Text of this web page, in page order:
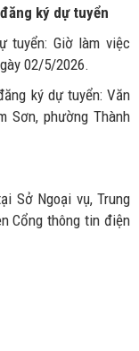
ký dự tuyển
tuyển: Giờ làm việc
02/5/2026.
ký dự tuyển: Văn
Sơn, phường Thành
Sở Ngoại vụ, Trung
Cổng thông tin điện